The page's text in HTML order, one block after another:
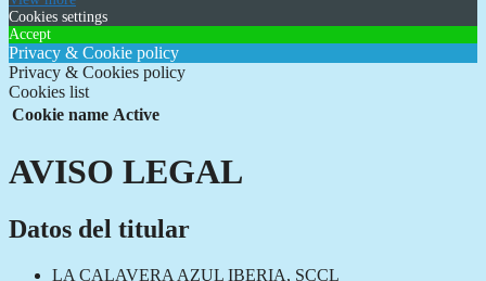
Cookies settings
Accept
Privacy & Cookie policy
Privacy & Cookies policy
Cookies list
Cookie name Active
AVISO LEGAL
Datos del titular
LA CALAVERA AZUL IBERIA, SCCL